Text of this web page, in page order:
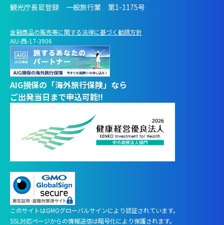
観光庁長官登録 一般旅行業 第1-1175号
金融商品の販売等に関する法律に基づく勧誘方針
AIU-西-17-3906
AIG損保の「海外旅行保険」なら
ご出発当日まで申込可能!!
このサイトはGMOグローバルサインにより認証されています。
SSL対応ページからの情報送信は暗号化により保護されます。